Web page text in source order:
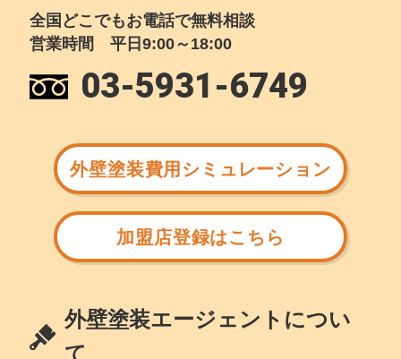
全国どこでもお電話で無料相談
営業時間 平日9:00～18:00
03-5931-6749
外壁塗装費用シミュレーション
加盟店登録はこちら
外壁塗装エージェントについ
て